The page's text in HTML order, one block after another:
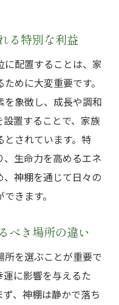
る特別な利益
配置することは、家
めに大変重要です。
を象徴し、成長や調和
置することで、家族
されています。特
生命力を高めるエネ
神棚を通じて日々の
きます。
べき場所の違い
を選ぶことが重要で
に影響を与えるた
、神棚は静かで落ち